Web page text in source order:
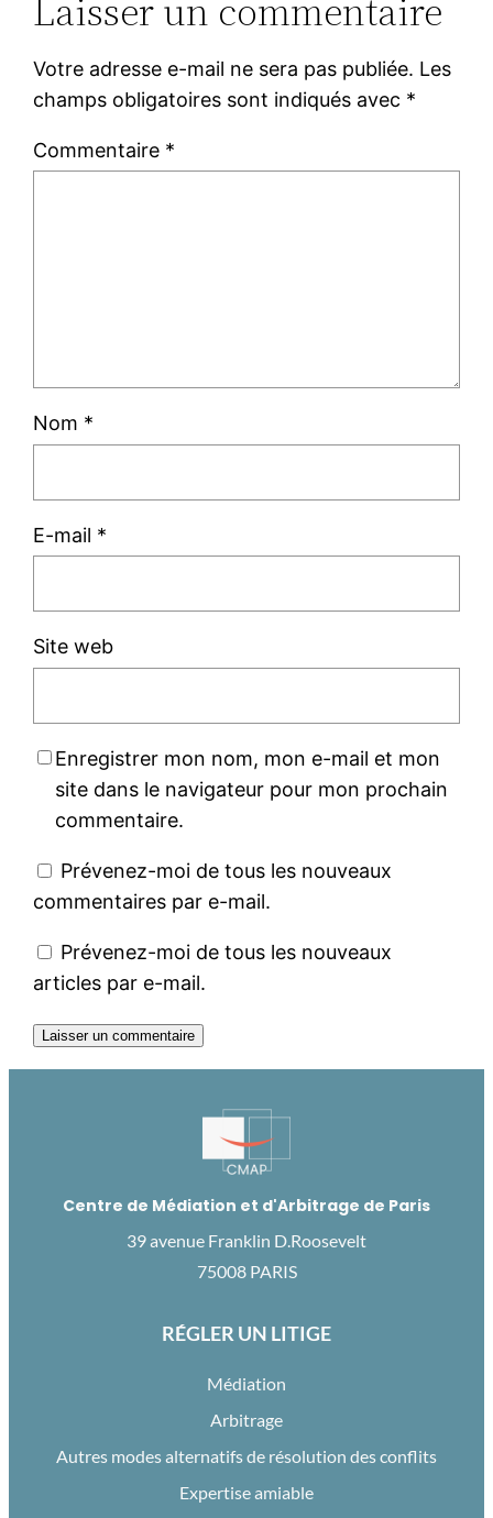
Laisser un commentaire
Votre adresse e-mail ne sera pas publiée. Les
champs obligatoires sont indiqués avec *
Commentaire *
Nom *
E-mail *
Site web
Enregistrer mon nom, mon e-mail et mon
site dans le navigateur pour mon prochain
commentaire.
Prévenez-moi de tous les nouveaux
commentaires par e-mail.
Prévenez-moi de tous les nouveaux
articles par e-mail.
Centre de Médiation et d'Arbitrage de Paris
39 avenue Franklin D.Roosevelt
75008 PARIS
RÉGLER UN LITIGE
Médiation
Arbitrage
Autres modes alternatifs de résolution des conflits
Expertise amiable